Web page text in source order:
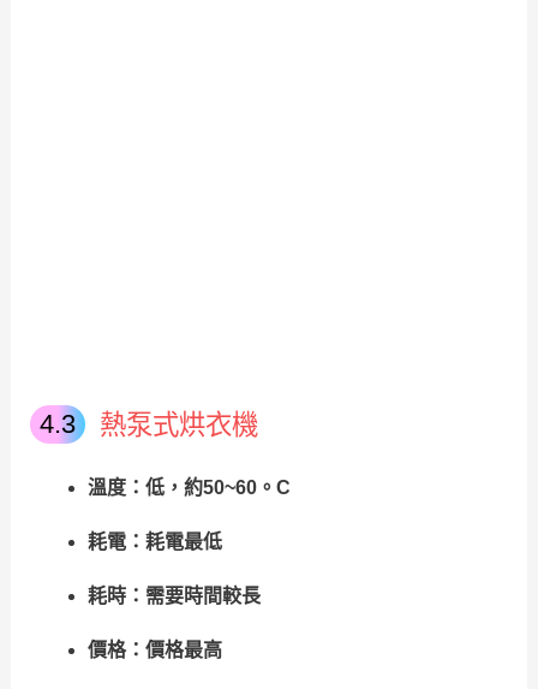
熱泵式烘衣機
溫度：低，約50~60。C
耗電：耗電最低
耗時：需要時間較長
價格：價格最高